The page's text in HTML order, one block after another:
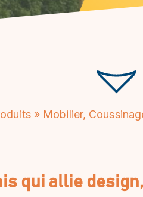
» Mobilier,
qui allie